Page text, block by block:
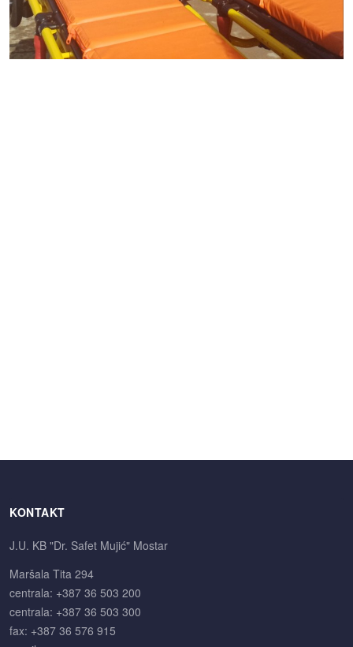
KONTAKT
J.U. KB "Dr. Safet Mujić" Mostar
Maršala Tita 294
centrala: +387 36 503 200
centrala: +387 36 503 300
fax: +387 36 576 915